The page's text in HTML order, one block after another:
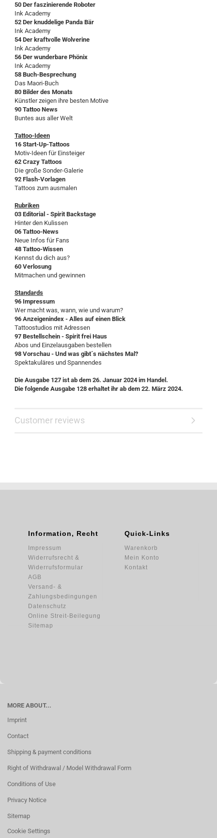
50 Der faszinierende Roboter
Ink Academy
52 Der knuddelige Panda Bär
Ink Academy
54 Der kraftvolle Wolverine
Ink Academy
56 Der wunderbare Phönix
Ink Academy
58 Buch-Besprechung
Das Maori-Buch
80 Bilder des Monats
Künstler zeigen ihre besten Motive
90 Tattoo News
Buntes aus aller Welt
Tattoo-Ideen
16 Start-Up-Tattoos
Motiv-Ideen für Einsteiger
62 Crazy Tattoos
Die große Sonder-Galerie
92 Flash-Vorlagen
Tattoos zum ausmalen
Rubriken
03 Editorial - Spirit Backstage
Hinter den Kulissen
06 Tattoo-News
Neue Infos für Fans
48 Tattoo-Wissen
Kennst du dich aus?
60 Verlosung
Mitmachen und gewinnen
Standards
96 Impressum
Wer macht was, wann, wie und warum?
96 Anzeigenindex - Alles auf einen Blick
Tattoostudios mit Adressen
97 Bestellschein - Spirit frei Haus
Abos und Einzelausgaben bestellen
98 Vorschau - Und was gibt´s nächstes Mal?
Spektakuläres und Spannendes
Die Ausgabe 127 ist ab dem 26. Januar 2024 im Handel.
Die folgende Ausgabe 128 erhaltet ihr ab dem 22. März 2024.
Customer reviews
Information, Recht
Impressum
Widerrufsrecht &
Widerrufsformular
AGB
Versand- &
Zahlungsbedingungen
Datenschutz
Online Streit-Beilegung
Sitemap
Quick-Links
Warenkorb
Mein Konto
Kontakt
MORE ABOUT...
Imprint
Contact
Shipping & payment conditions
Right of Withdrawal / Model Withdrawal Form
Conditions of Use
Privacy Notice
Sitemap
Cookie Settings